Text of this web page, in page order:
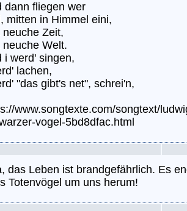
dann fliegen wer
mitten in Himmel eini,
neuche Zeit,
neuche Welt.
i werd' singen,
lachen,
"das gibt's net", schrei'n,
www.songtexte.com/songtext/
vogel-5bd8dfac.html
das Leben ist brandgefährlich. Es
Totenvögel um uns herum!